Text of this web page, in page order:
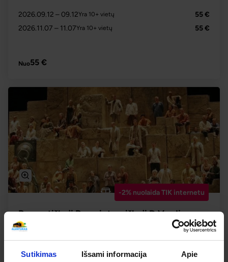
Sutikimas Išsami informacija Apie
2026.09.12 – 09.12Yra 10+ vietų
55 €
2026.11.07 – 11.07Yra 10+ vietų 55 €
Nuo55 €
-2% nuolaida TIK internetu
Romantiškoji Ryga ir tragiškoji D.Verdi opera
"Nabukas"
2026.12.20– 12.20 Yra 10+ vietų 55 €